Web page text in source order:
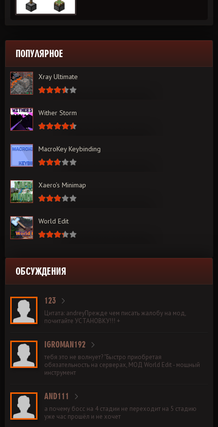
ПОПУЛЯРНОЕ
Xray Ultimate
Wither Storm
MacroKey Keybinding
Xaero’s Minimap
World Edit
ОБСУЖДЕНИЯ
123
Цитата: andreyПрежде чем писать жалобу на мод,
почитайте УСТАНОВКУ!!! +
IGROMAN192
тебя это не волнует? "Быстро приобретая
обязательность на серверах, МОД World Edit - мощный
инструмент
AND111
а почему босс на 4 стадии не переходит на 5 стадию
уже час прошёл и не хочет